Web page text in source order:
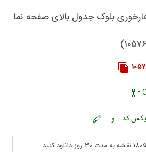
بلوک جدول بالای صفحه نما
کد - و ...